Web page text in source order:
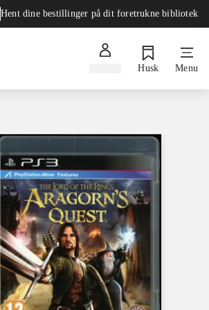
Hent dine bestillinger på dit foretrukne bibliotek
Husk Menu